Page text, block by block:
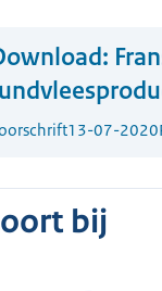
13-07-2020
bij